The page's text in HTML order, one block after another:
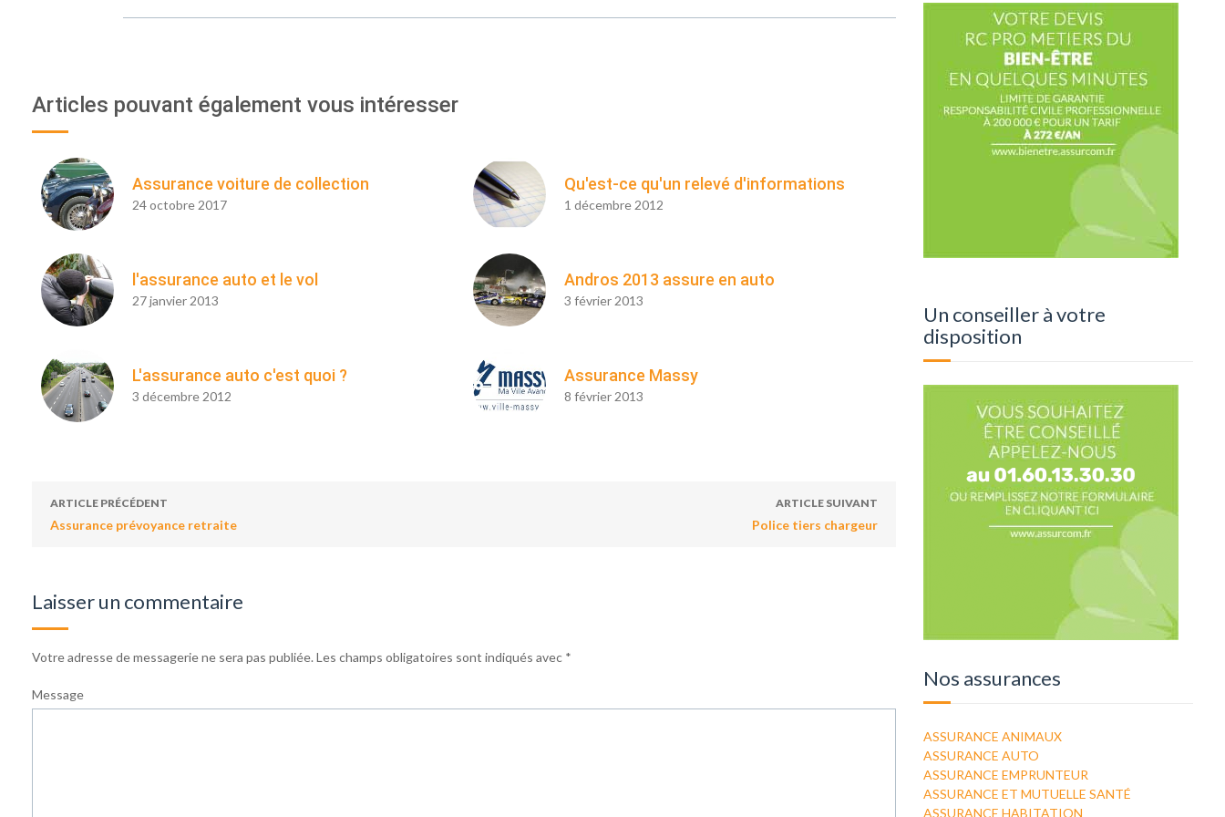
Articles pouvant également vous intéresser
Assurance voiture de collection
24 octobre 2017
Qu'est-ce qu'un relevé d'informations
1 décembre 2012
l'assurance auto et le vol
27 janvier 2013
Andros 2013 assure en auto
3 février 2013
L'assurance auto c'est quoi ?
3 décembre 2012
Assurance Massy
8 février 2013
ARTICLE PRÉCÉDENT
Assurance prévoyance retraite
ARTICLE SUIVANT
Police tiers chargeur
Laisser un commentaire
Votre adresse de messagerie ne sera pas publiée. Les champs obligatoires sont indiqués avec *
Message
Un conseiller à votre
disposition
Nos assurances
ASSURANCE ANIMAUX
ASSURANCE AUTO
ASSURANCE EMPRUNTEUR
ASSURANCE ET MUTUELLE SANTÉ
ASSURANCE HABITATION